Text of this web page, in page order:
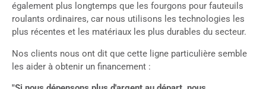
également plus longtemps que les fourgons pour fauteuils
roulants ordinaires, car nous utilisons les technologies les
plus récentes et les matériaux les plus durables du secteur.
Nos clients nous ont dit que cette ligne particulière semble
les aider à obtenir un financement :